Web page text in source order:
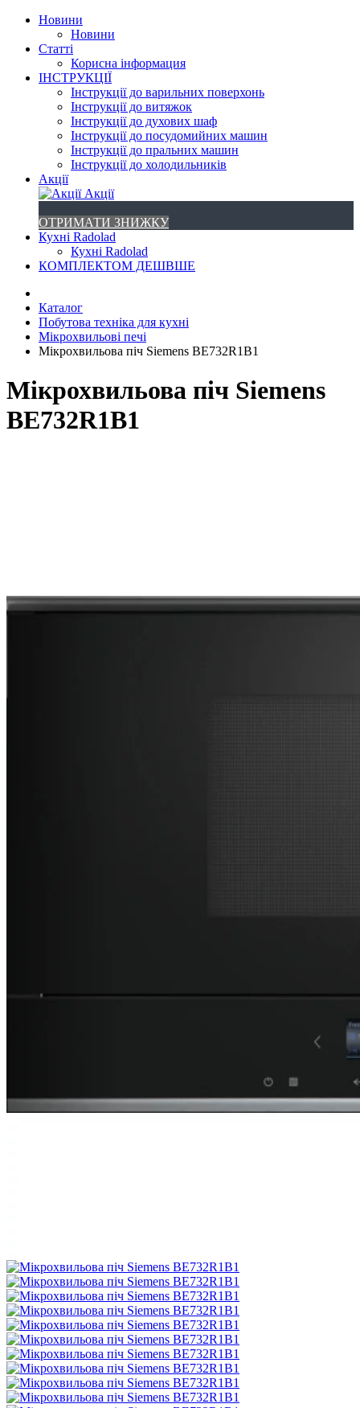
Новини
Новини
Статті
Корисна інформация
ІНСТРУКЦІЇ
Інструкції до варильних поверхонь
Інструкції до витяжок
Інструкції до духових шаф
Інструкції до посудомийних машин
Інструкції до пральних машин
Інструкції до холодильників
Акції
Акції
ОТРИМАТИ ЗНИЖКУ
Кухні Radolad
Кухні Radolad
КОМПЛЕКТОМ ДЕШВШЕ
Каталог
Побутова техніка для кухні
Мікрохвильові печі
Мікрохвильова піч Siemens BE732R1B1
Мікрохвильова піч Siemens
BE732R1B1